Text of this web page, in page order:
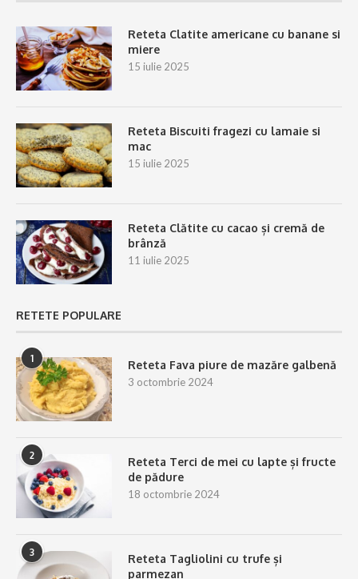
Reteta Clatite americane cu banane si
miere
15 iulie 2025
Reteta Biscuiti fragezi cu lamaie si
mac
15 iulie 2025
Reteta Clătite cu cacao și cremă de
brânză
11 iulie 2025
RETETE POPULARE
1
Reteta Fava piure de mazăre galbenă
3 octombrie 2024
2
Reteta Terci de mei cu lapte și fructe
de pădure
18 octombrie 2024
3
Reteta Tagliolini cu trufe și
parmezan